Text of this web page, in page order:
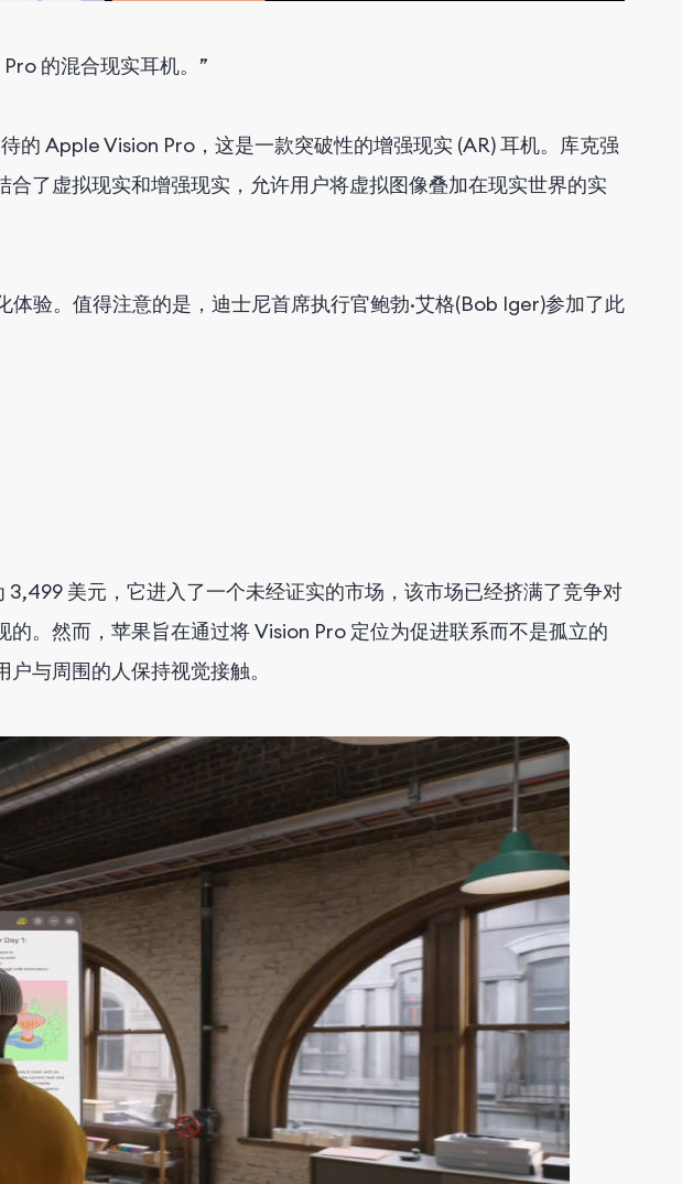
的混合现实耳机。”
的 Apple Vision Pro，这是一款突破性的增强现实 (AR) 耳机。库克强
了虚拟现实和增强现实，允许用户将虚拟图像叠加在现实世界的实
验。值得注意的是，迪士尼首席执行​​官鲍勃·艾格(Bob Iger)参加了此
美元，它进入了一个未经证实的市场，该市场已经挤满了竞争对
。然而，苹果旨在通过将 Vision Pro 定位为促进联系而不是孤立的
与周围的人保持视觉接触。